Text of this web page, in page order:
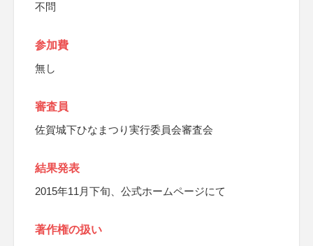
不問
参加費
無し
審査員
佐賀城下ひなまつり実行委員会審査会
結果発表
2015年11月下旬、公式ホームページにて
著作権の扱い